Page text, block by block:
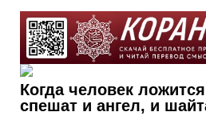
Когда человек
спешат и ангел, и